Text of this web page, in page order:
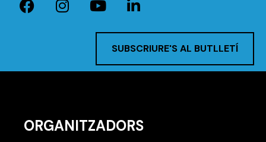
SUBSCRIURE'S AL BUTLLETÍ
ORGANITZADORS